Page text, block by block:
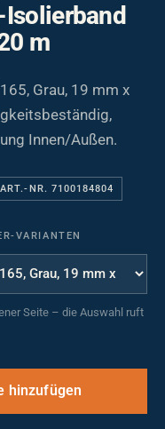
m
Grau, 19 mm x
Innen/Außen.
ART.-NR. 7100184804
VARIANTEN
Seite – die Auswahl ruft